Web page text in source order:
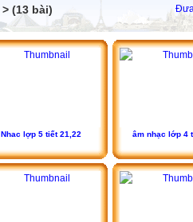
> (13 bài)
Nhac lợp 5 tiết 21,22 âm nhạc lớp 4